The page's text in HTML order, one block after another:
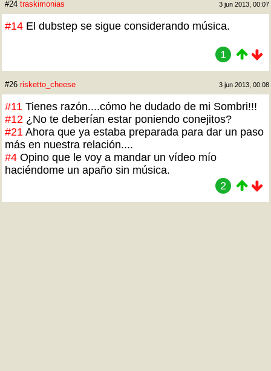
#24 traskimonias 3 jun 2013, 00:07
#14 El dubstep se sigue considerando música.
1
#26 risketto_cheese 3 jun 2013, 00:08
#11 Tienes razón....cómo he dudado de mi Sombri!!!
#12 ¿No te deberían estar poniendo conejitos?
#21 Ahora que ya estaba preparada para dar un paso
más en nuestra relación....
#4 Opino que le voy a mandar un vídeo mío
haciéndome un apaño sin música.
2